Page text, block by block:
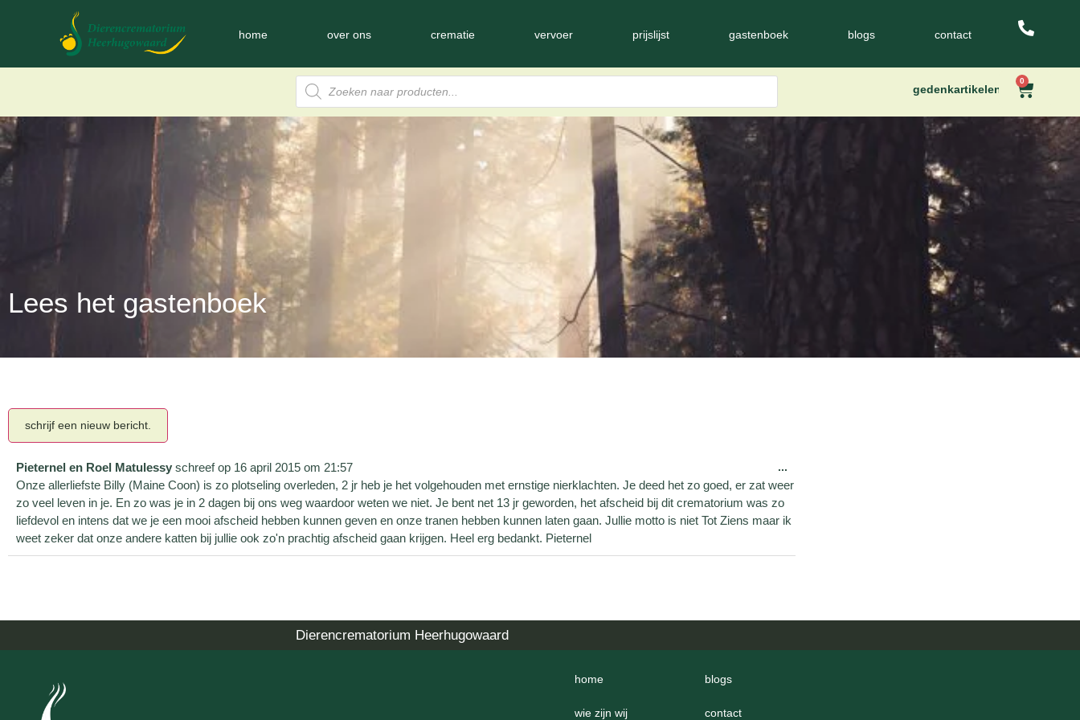
home over ons crematie vervoer prijslijst gastenboek blogs contact
gedenkartikelen
0
Lees het gastenboek
Pieternel en Roel Matulessy schreef op 16 april 2015 om 21:57
Onze allerliefste Billy (Maine Coon) is zo plotseling overleden, 2 jr heb je het volgehouden met ernstige nierklachten. Je deed het zo goed, er zat weer
zo veel leven in je. En zo was je in 2 dagen bij ons weg waardoor weten we niet. Je bent net 13 jr geworden, het afscheid bij dit crematorium was zo
liefdevol en intens dat we je een mooi afscheid hebben kunnen geven en onze tranen hebben kunnen laten gaan. Jullie motto is niet Tot Ziens maar ik
weet zeker dat onze andere katten bij jullie ook zo'n prachtig afscheid gaan krijgen. Heel erg bedankt. Pieternel
...
Dierencrematorium Heerhugowaard
home
wie zijn wij
blogs
contact